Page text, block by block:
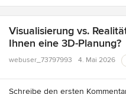
Visualisierung vs.
Ihnen eine 3D-Planung?
webuser_73797993 4. Mai 2026
Schreibe den ersten